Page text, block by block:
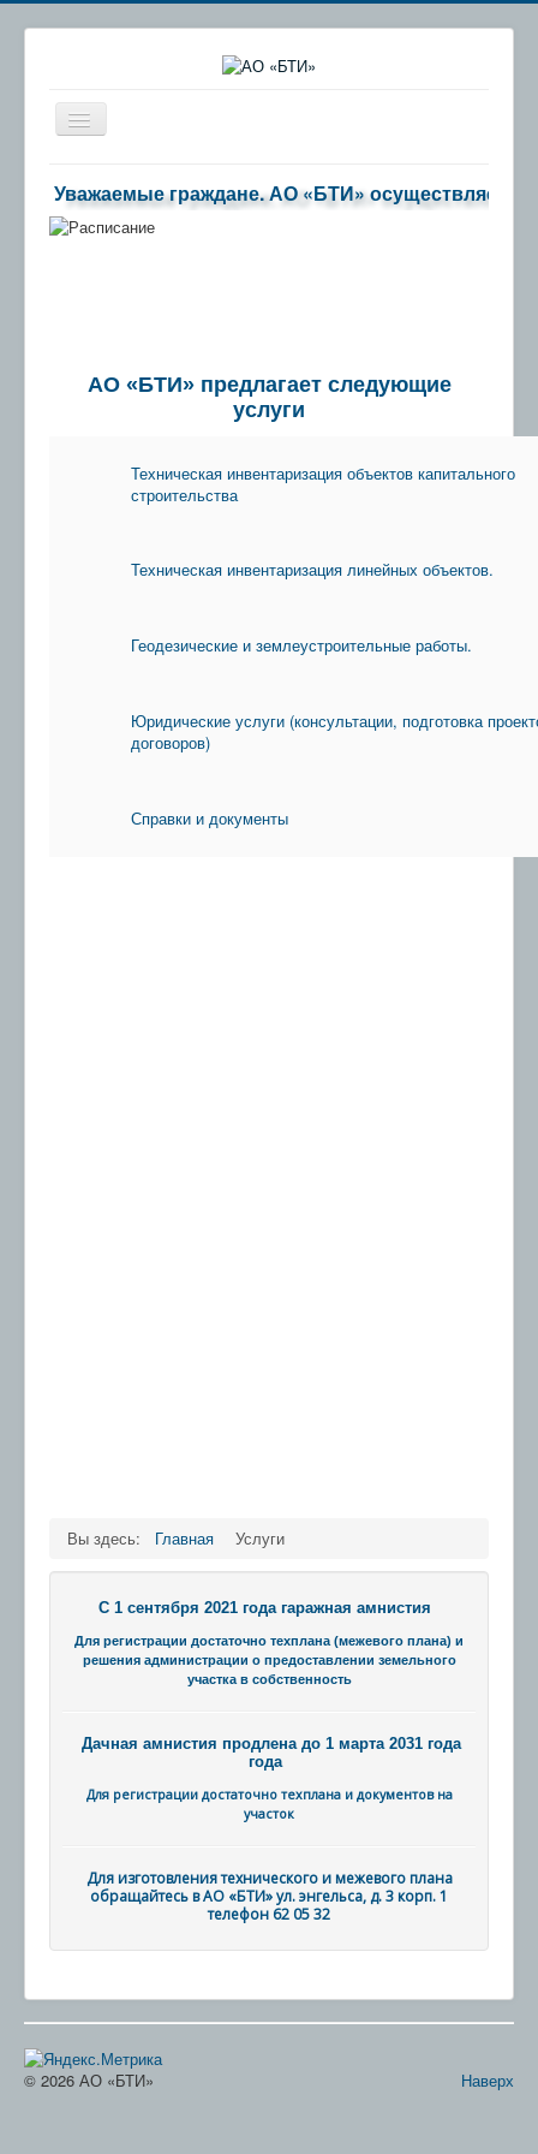
Включить/
выключить
Услуги
Строительным компаниям
Наши клиенты и партнеры
Уважаемые граждане. АО «БТИ» осуществляет
АО «БТИ» предлагает следующие
услуги
Техническая инвентаризация объектов капитального
строительства
Техническая инвентаризация линейных объектов.
Геодезические и землеустроительные работы.
Юридические услуги (консультации, подготовка
договоров)
Справки и документы
Вы здесь: Главная Услуги
С 1 сентября 2021 года гаражная амнистия
Для регистрации достаточно техплана (межевого плана) и
решения администрации о предоставлении земельного
участка в собственность
Дачная амнистия продлена до 1 марта 2031 года
года
Для регистрации достаточно техплана и документов на
участок
Для изготовления технического и межевого плана
обращайтесь в АО «БТИ» ул. энгельса, д. 3 корп. 1
телефон 62 05 32
Наверх
© 2026 АО «БТИ»